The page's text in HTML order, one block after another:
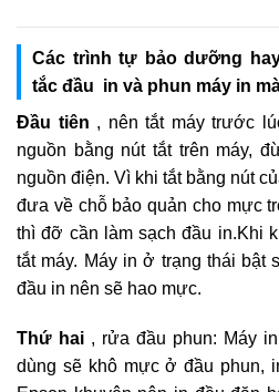
Các trình tự bảo dưỡng
tắc đầu in và phun máy in
Đầu tiên , nên tắt máy trước
nguồn bằng nút tắt trên máy,
nguồn điện. Vì khi tắt bằng nút
đưa về chỗ bảo quản cho mực
thì đỡ cần làm sạch đầu in.Khi
tắt máy. Máy in ở trạng thái bật
đầu in nên sẽ hao mực.
Thứ hai , rửa đầu phun: Máy
dùng sẽ khô mực ở đầu phun,